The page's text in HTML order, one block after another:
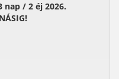
nap / 2 éj 2026.